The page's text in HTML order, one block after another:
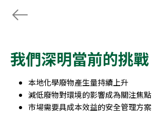
我們深明當前的挑戰
本地化學廢物產生量持續上升
減低廢物對環境的影響成為關注焦點
市場需要具成本效益的安全管理方案